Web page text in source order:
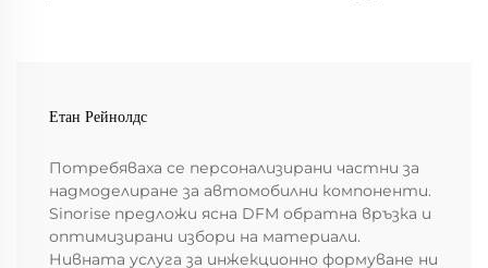
Етан Рейнолдс
Потребяваха се персонализирани частни за
надмоделиране за автомобилни компоненти.
Sinorise предложи ясна DFM обратна връзка и
оптимизирани избори на материали.
Нивната услуга за инжекционно формуване ни